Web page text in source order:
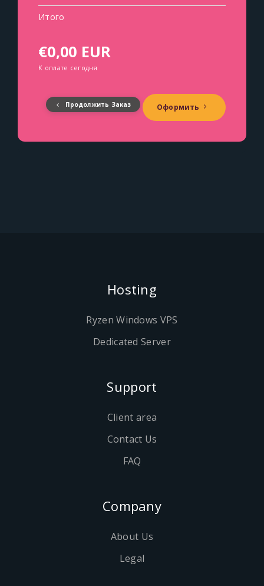
Итого
€0,00 EUR
К оплате сегодня
Продолжить Заказ Оформить
Hosting
Ryzen Windows VPS
Dedicated Server
Support
Client area
Contact Us
FAQ
Company
About Us
Legal